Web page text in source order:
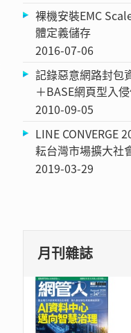
裸機安裝EMC
體定義儲存
2016-07-06
記錄惡意網路封
＋BASE網頁型入
2010-09-05
LINE CONVERGE
耘台灣市場擴大社
2019-03-29
月刊雜誌